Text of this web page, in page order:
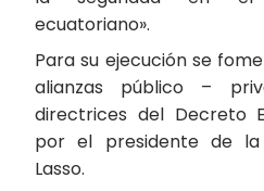
ecuatoriano».
Para su ejecución se
alianzas público –
directrices del Decreto
por el presidente de la
Lasso.